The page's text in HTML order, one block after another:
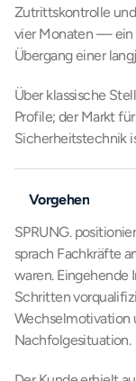
Zutrittskontrolle
vier Monaten — ein
Übergang einer
Über klassische
Profile; der Markt
Sicherheitstechnik
Vorgehen
SPRUNG.
sprach Fachkräfte
waren. Eingehende
Schritten
Wechselmotivation
Nachfolgesituation.